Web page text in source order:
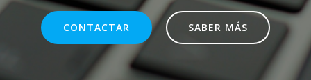
CONTACTAR SABER MÁS